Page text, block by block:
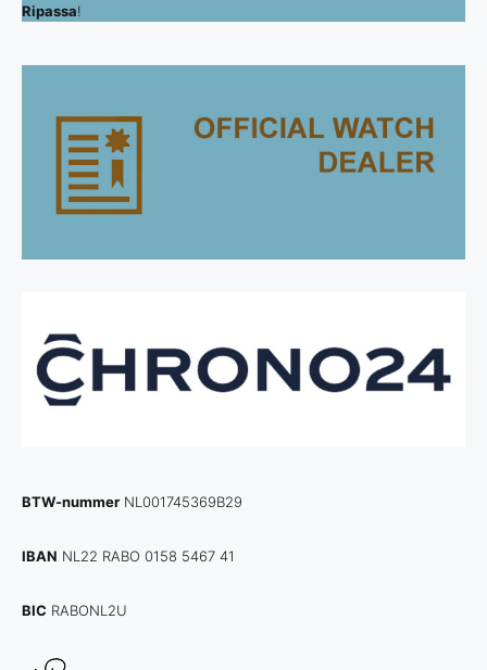
Ripassa!
BTW-nummer NL001745369B29
IBAN NL22 RABO 0158 5467 41
BIC RABONL2U